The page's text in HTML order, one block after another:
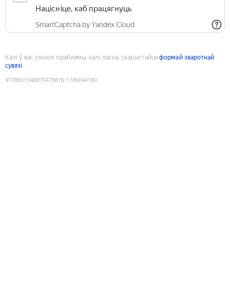
Націсніце, каб працягнуць
SmartCaptcha by Yandex Cloud
Калі ў вас узніклі праблемы, калі ласка, скарыстайцеформай зваротнай
сувязі
9178931548870478876:1786044180